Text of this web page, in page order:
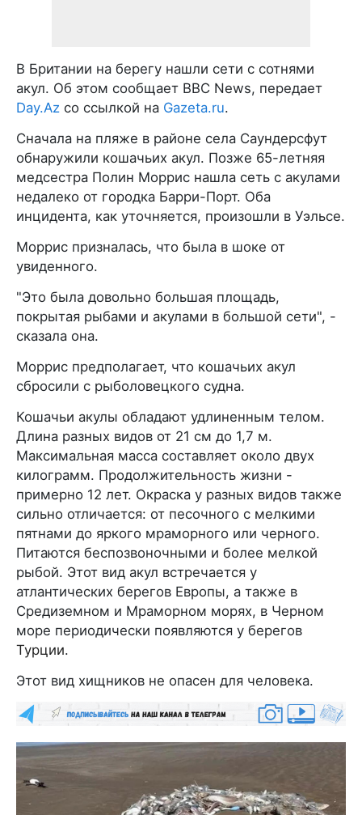
В Британии на берегу нашли сети с сотнями
акул. Об этом сообщает BBC News, передает
Day.Az со ссылкой на Gazeta.ru.
Сначала на пляже в районе села Саундерсфут
обнаружили кошачьих акул. Позже 65-летняя
медсестра Полин Моррис нашла сеть с акулами
недалеко от городка Барри-Порт. Оба
инцидента, как уточняется, произошли в Уэльсе.
Моррис призналась, что была в шоке от
увиденного.
"Это была довольно большая площадь,
покрытая рыбами и акулами в большой сети", -
сказала она.
Моррис предполагает, что кошачьих акул
сбросили с рыболовецкого судна.
Кошачьи акулы обладают удлиненным телом.
Длина разных видов от 21 см до 1,7 м.
Максимальная масса составляет около двух
килограмм. Продолжительность жизни -
примерно 12 лет. Окраска у разных видов также
сильно отличается: от песочного с мелкими
пятнами до яркого мраморного или черного.
Питаются беспозвоночными и более мелкой
рыбой. Этот вид акул встречается у
атлантических берегов Европы, а также в
Средиземном и Мраморном морях, в Черном
море периодически появляются у берегов
Турции.
Этот вид хищников не опасен для человека.